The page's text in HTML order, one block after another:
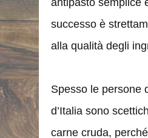
successo è
alla qualità degli
Spesso le persone
d’Italia sono
carne cruda,